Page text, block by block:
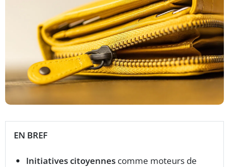
EN BREF
Initiatives citoyennes comme moteurs de